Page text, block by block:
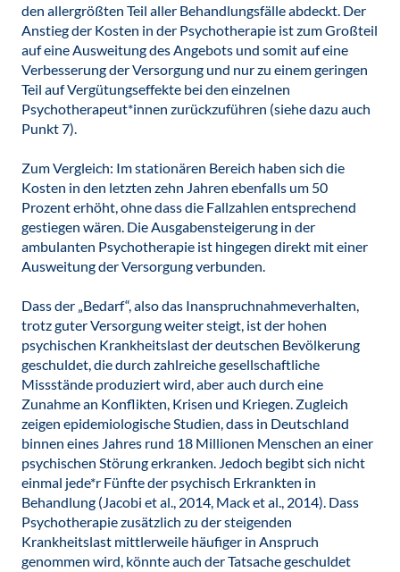
den allergrößten Teil aller Behandlungsfälle abdeckt. Der
Anstieg der Kosten in der Psychotherapie ist zum Großteil
auf eine Ausweitung des Angebots und somit auf eine
Verbesserung der Versorgung und nur zu einem geringen
Teil auf Vergütungseffekte bei den einzelnen
Psychotherapeut*innen zurückzuführen (siehe dazu auch
Punkt 7).
Zum Vergleich: Im stationären Bereich haben sich die
Kosten in den letzten zehn Jahren ebenfalls um 50
Prozent erhöht, ohne dass die Fallzahlen entsprechend
gestiegen wären. Die Ausgabensteigerung in der
ambulanten Psychotherapie ist hingegen direkt mit einer
Ausweitung der Versorgung verbunden.
Dass der „Bedarf“, also das Inanspruchnahmeverhalten,
trotz guter Versorgung weiter steigt, ist der hohen
psychischen Krankheitslast der deutschen Bevölkerung
geschuldet, die durch zahlreiche gesellschaftliche
Missstände produziert wird, aber auch durch eine
Zunahme an Konflikten, Krisen und Kriegen. Zugleich
zeigen epidemiologische Studien, dass in Deutschland
binnen eines Jahres rund 18 Millionen Menschen an einer
psychischen Störung erkranken. Jedoch begibt sich nicht
einmal jede*r Fünfte der psychisch Erkrankten in
Behandlung (Jacobi et al., 2014, Mack et al., 2014). Dass
Psychotherapie zusätzlich zu der steigenden
Krankheitslast mittlerweile häufiger in Anspruch
genommen wird, könnte auch der Tatsache geschuldet